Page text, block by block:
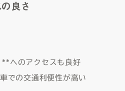
良さ
へのアクセスも良好
での交通利便性が高い